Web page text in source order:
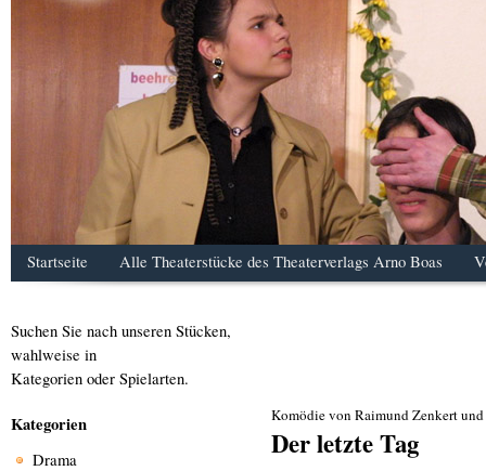
Startseite Alle Theaterstücke des Theaterverlags Arno Boas
Suchen Sie nach unseren Stücken,
wahlweise in
Kategorien oder Spielarten.
Kategorien
Drama
Komödie von Raimund Zenkert
Der letzte Tag